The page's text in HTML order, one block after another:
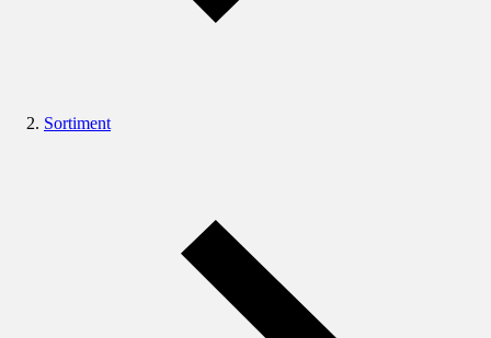
Sortiment